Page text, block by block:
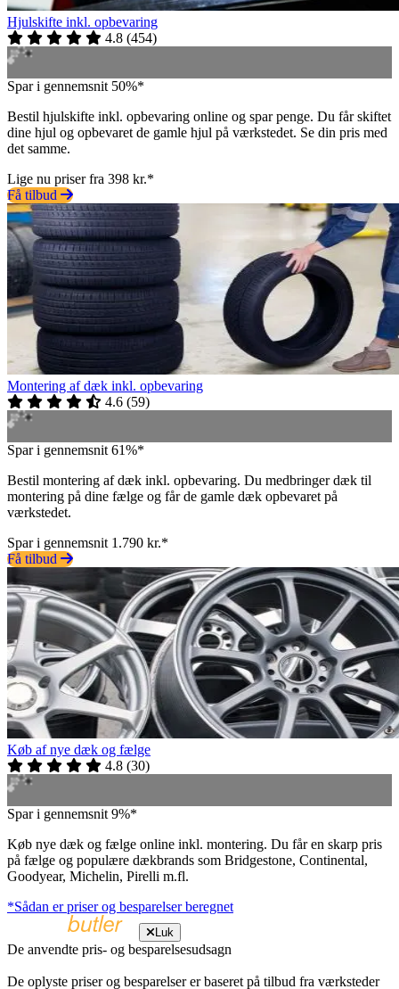
Hjulskifte inkl. opbevaring
4.8 (454)
Spar i gennemsnit 50%*
Bestil hjulskifte inkl. opbevaring online og spar penge. Du får skiftet
dine hjul og opbevaret de gamle hjul på værkstedet. Se din pris med
det samme.
Lige nu priser fra 398 kr.*
Få tilbud
Montering af dæk inkl. opbevaring
4.6 (59)
Spar i gennemsnit 61%*
Bestil montering af dæk inkl. opbevaring. Du medbringer dæk til
montering på dine fælge og får de gamle dæk opbevaret på
værkstedet.
Spar i gennemsnit 1.790 kr.*
Få tilbud
Køb af nye dæk og fælge
4.8 (30)
Spar i gennemsnit 9%*
Køb nye dæk og fælge online inkl. montering. Du får en skarp pris
på fælge og populære dækbrands som Bridgestone, Continental,
Goodyear, Michelin, Pirelli m.fl.
*Sådan er priser og besparelser beregnet
Luk
De anvendte pris- og besparelsesudsagn
De oplyste priser og besparelser er baseret på tilbud fra værksteder